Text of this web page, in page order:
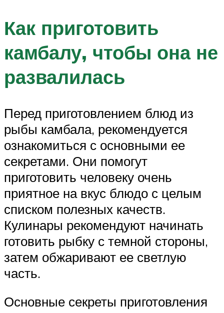
Как приготовить
камбалу, чтобы она не
развалилась
Перед приготовлением блюд из
рыбы камбала, рекомендуется
ознакомиться с основными ее
секретами. Они помогут
приготовить человеку очень
приятное на вкус блюдо с целым
списком полезных качеств.
Кулинары рекомендуют начинать
готовить рыбку с темной стороны,
затем обжаривают ее светлую
часть.
Основные секреты приготовления